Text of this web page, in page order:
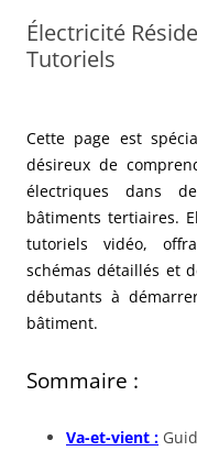
Électricité
Tutoriels
Cette page est
désireux de
électriques dans
bâtiments tertiaires.
tutoriels vidéo,
schémas détaillés et
débutants à
bâtiment.
Sommaire :
Va-et-vient :